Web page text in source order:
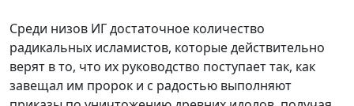
Среди низов ИГ достаточное количество
радикальных исламистов, которые действительно
верят в то, что их руководство поступает так, как
завещал им пророк и с радостью выполняют